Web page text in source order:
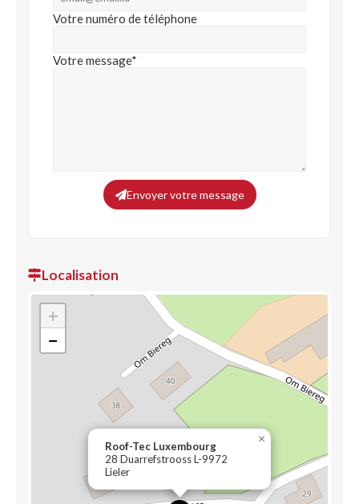
Votre numéro de téléphone
Votre message*
Envoyer votre message
Localisation
Roof-Tec Luxembourg
28 Duarrefstrooss L-9972
Lieler
×
+
−